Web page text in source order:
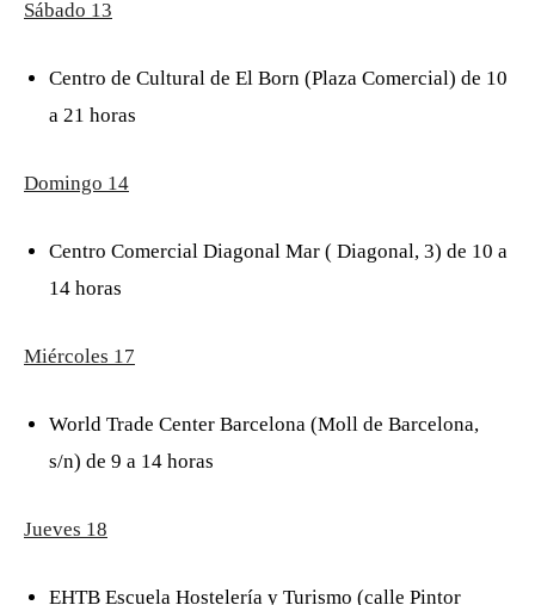
Sábado 13
Centro de Cultural de El Born (Plaza Comercial) de 10
a 21 horas
Domingo 14
Centro Comercial Diagonal Mar ( Diagonal, 3) de 10 a
14 horas
Miércoles 17
World Trade Center Barcelona (Moll de Barcelona, ​​
s/n) de 9 a 14 horas
Jueves 18
EHTB Escuela Hostelería y Turismo (calle Pintor